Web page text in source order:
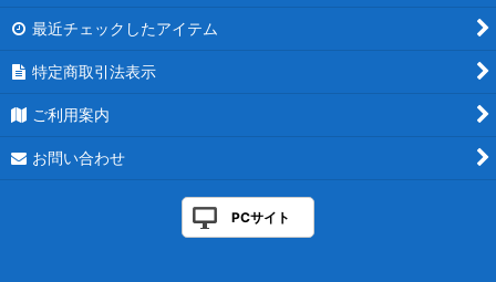
最近チェックしたアイテム
特定商取引法表示
ご利用案内
お問い合わせ
PCサイト